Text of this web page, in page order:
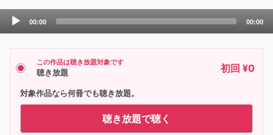
Audio
00:00 00:00
この作品は聴き放題対象です
聴き放題 初回 ¥0
対象作品なら何冊でも聴き放題。
聴き放題で聴く